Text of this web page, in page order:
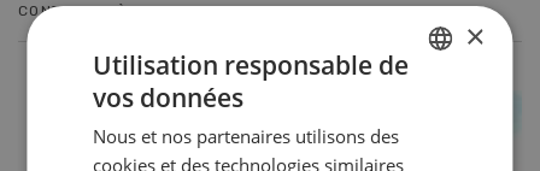
CONTINUER À LIRE
×
Utilisation responsable de
vos données
Nous et nos partenaires utilisons des
cookies et des technologies similaires